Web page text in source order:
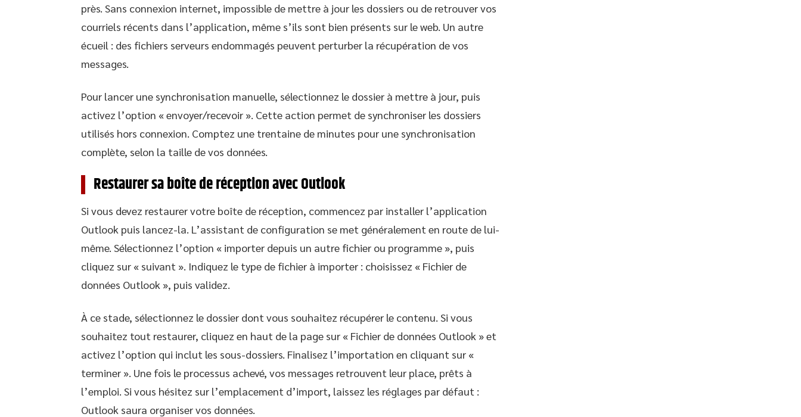
près. Sans connexion internet, impossible de mettre à jour les dossiers ou de retrouver vos
courriels récents dans l’application, même s’ils sont bien présents sur le web. Un autre
écueil : des fichiers serveurs endommagés peuvent perturber la récupération de vos
messages.
Pour lancer une synchronisation manuelle, sélectionnez le dossier à mettre à jour, puis
activez l’option « envoyer/recevoir ». Cette action permet de synchroniser les dossiers
utilisés hors connexion. Comptez une trentaine de minutes pour une synchronisation
complète, selon la taille de vos données.
Restaurer sa boîte de réception avec Outlook
Si vous devez restaurer votre boîte de réception, commencez par installer l’application
Outlook puis lancez-la. L’assistant de configuration se met généralement en route de lui-
même. Sélectionnez l’option « importer depuis un autre fichier ou programme », puis
cliquez sur « suivant ». Indiquez le type de fichier à importer : choisissez « Fichier de
données Outlook », puis validez.
À ce stade, sélectionnez le dossier dont vous souhaitez récupérer le contenu. Si vous
souhaitez tout restaurer, cliquez en haut de la page sur « Fichier de données Outlook » et
activez l’option qui inclut les sous-dossiers. Finalisez l’importation en cliquant sur «
terminer ». Une fois le processus achevé, vos messages retrouvent leur place, prêts à
l’emploi. Si vous hésitez sur l’emplacement d’import, laissez les réglages par défaut :
Outlook saura organiser vos données.